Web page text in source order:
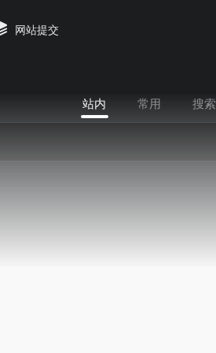
网站提交
站内 常用 搜索